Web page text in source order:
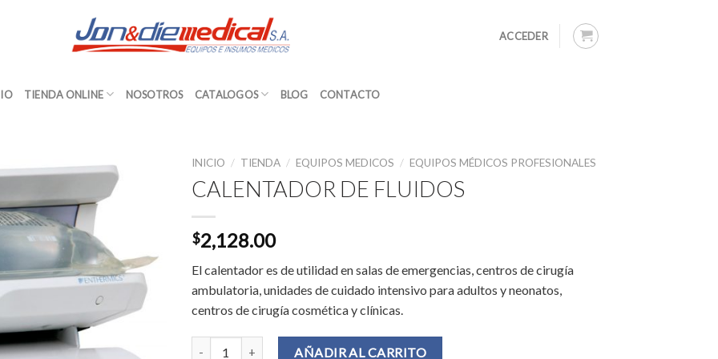
ACCEDER
TIENDA ONLINE NOSOTROS CATALOGOS BLOG CONTACTO
INICIO / TIENDA / EQUIPOS MEDICOS / EQUIPOS MÉDICOS PROFESIONALES
CALENTADOR DE FLUIDOS
$2,128.00
El calentador es de utilidad en salas de emergencias, centros de cirugía
ambulatoria, unidades de cuidado intensivo para adultos y neonatos,
centros de cirugía cosmética y clínicas.
CALENTADOR DE FLUIDOS cantidad
AÑADIR AL CARRITO